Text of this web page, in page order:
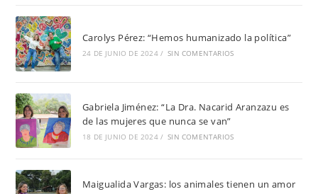
Carolys Pérez: “Hemos humanizado la política”
24 DE JUNIO DE 2024 / SIN COMENTARIOS
Gabriela Jiménez: “La Dra. Nacarid Aranzazu es
de las mujeres que nunca se van”
18 DE JUNIO DE 2024 / SIN COMENTARIOS
Maigualida Vargas: los animales tienen un amor